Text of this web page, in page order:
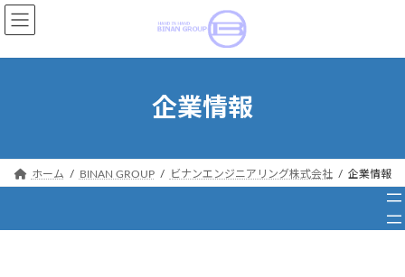
コ
ン
ッ
ナ
ビ
移
企業情報
ホーム BINAN GROUP ビナンエンジニアリング株式会社 企業情報